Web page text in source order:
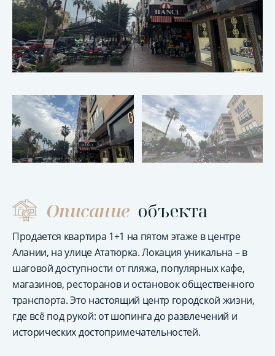
Описание объекта
Продается квартира 1+1 на пятом этаже в центре
Алании, на улице Ататюрка. Локация уникальна – в
шаговой доступности от пляжа, популярных кафе,
магазинов, ресторанов и остановок общественного
транспорта. Это настоящий центр городской жизни,
где всё под рукой: от шопинга до развлечений и
исторических достопримечательностей.